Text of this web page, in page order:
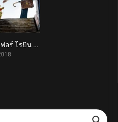
7.3คริสโตเฟอร์ โรบิน Christopher Robin (2018)